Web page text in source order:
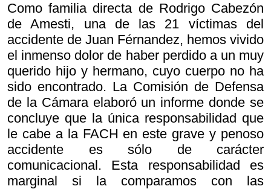
Como familia directa de Rodrigo Cabezón
de Amesti, una de las 21 víctimas del
accidente de Juan Férnandez, hemos vivido
el inmenso dolor de haber perdido a un muy
querido hijo y hermano, cuyo cuerpo no ha
sido encontrado. La Comisión de Defensa
de la Cámara elaboró un informe donde se
concluye que la única responsabilidad que
le cabe a la FACH en este grave y penoso
accidente es sólo de carácter
comunicacional. Esta responsabilidad es
marginal si la comparamos con las